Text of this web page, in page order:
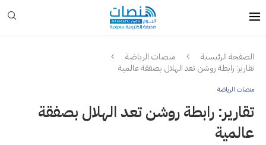
الصفحة الرئيسية
منصات الرياضة
تقارير: رابطة روشن تعد الهلال بصفقة عالمية
منصات الرياضة
تقارير: رابطة روشن تعد الهلال بصفقة
عالمية